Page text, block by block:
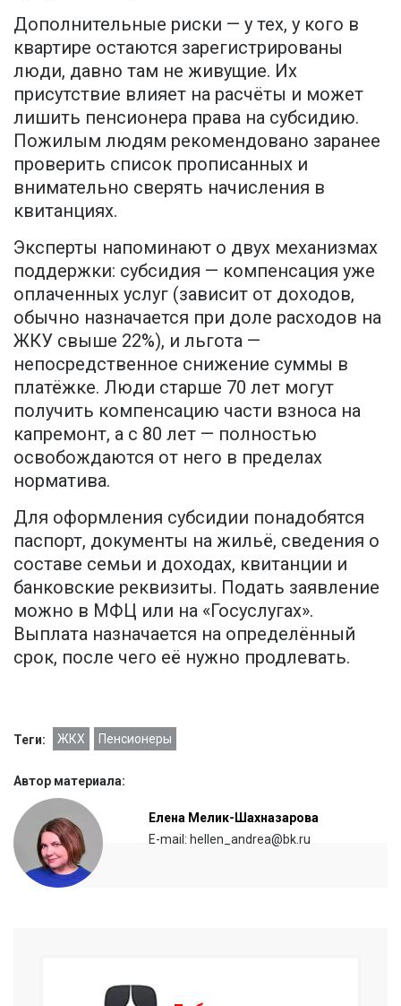
Дополнительные риски — у тех, у кого в
квартире остаются зарегистрированы
люди, давно там не живущие. Их
присутствие влияет на расчёты и может
лишить пенсионера права на субсидию.
Пожилым людям рекомендовано заранее
проверить список прописанных и
внимательно сверять начисления в
квитанциях.
Эксперты напоминают о двух механизмах
поддержки: субсидия — компенсация уже
оплаченных услуг (зависит от доходов,
обычно назначается при доле расходов на
ЖКУ свыше 22%), и льгота —
непосредственное снижение суммы в
платёжке. Люди старше 70 лет могут
получить компенсацию части взноса на
капремонт, а с 80 лет — полностью
освобождаются от него в пределах
норматива.
Для оформления субсидии понадобятся
паспорт, документы на жильё, сведения о
составе семьи и доходах, квитанции и
банковские реквизиты. Подать заявление
можно в МФЦ или на «Госуслугах».
Выплата назначается на определённый
срок, после чего её нужно продлевать.
Теги: ЖКХ Пенсионеры
Автор материала:
Елена Мелик-Шахназарова
E-mail: hellen_andrea@bk.ru